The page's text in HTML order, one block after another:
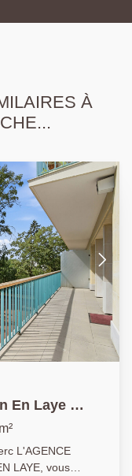
À
En Laye 5
L'AGENCE
LAYE, vous